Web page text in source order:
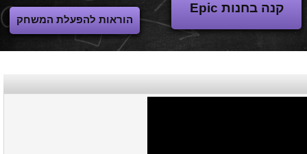
קנה בחנות Epic
הוראות להפעלת המשחק